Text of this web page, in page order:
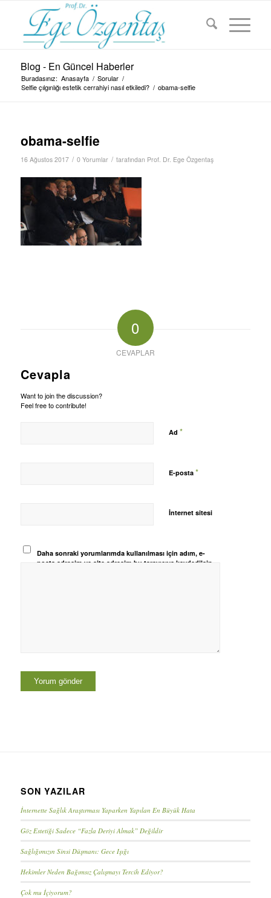
Blog - En Güncel Haberler
Buradasınız: Anasayfa / Sorular /
Selfie çılgınlığı estetik cerrahiyi nasıl etkiledi? / obama-selfie
obama-selfie
16 Ağustos 2017 / 0 Yorumlar / tarafından Prof. Dr. Ege Özgentaş
0
CEVAPLAR
Cevapla
Want to join the discussion?
Feel free to contribute!
Ad *
E-posta *
İnternet sitesi
Daha sonraki yorumlarımda kullanılması için adım, e-
posta adresim ve site adresim bu tarayıcıya kaydedilsin.
SON YAZILAR
İnternette Sağlık Araştırması Yaparken Yapılan En Büyük Hata
Göz Estetiği Sadece “Fazla Deriyi Almak” Değildir
Sağlığımızın Sinsi Düşmanı: Gece Işığı
Hekimler Neden Bağımsız Çalışmayı Tercih Ediyor?
Çok mu İçiyorum?